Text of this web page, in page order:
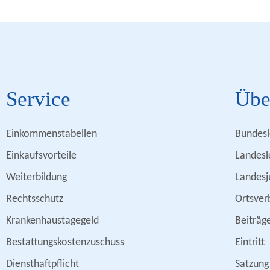
Service
Einkommenstabellen
Einkaufsvorteile
Weiterbildung
Rechtsschutz
Krankenhaustagegeld
Bestattungskostenzuschuss
Diensthaftpflicht
Eintritt
Satzung